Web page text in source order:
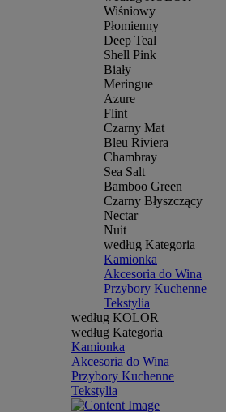
Wiśniowy
Płomienny
Deep Teal
Shell Pink
Biały
Meringue
Azure
Flint
Czarny Mat
Bleu Riviera
Chambray
Sea Salt
Bamboo Green
Czarny Błyszczący
Nectar
Nuit
według Kategoria
Kamionka
Akcesoria do Wina
Przybory Kuchenne
Tekstylia
według KOLOR
według Kategoria
Kamionka
Akcesoria do Wina
Przybory Kuchenne
Tekstylia